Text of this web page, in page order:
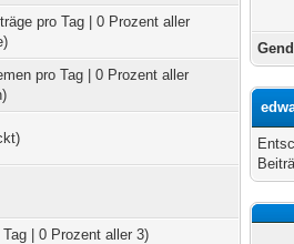
pro Tag | 0 Prozent aller
pro Tag | 0 Prozent aller
Tag | 0 Prozent aller 3)